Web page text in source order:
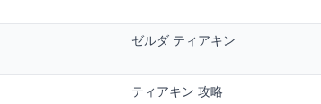
ゼルダ ティアキン
ティアキン 攻略